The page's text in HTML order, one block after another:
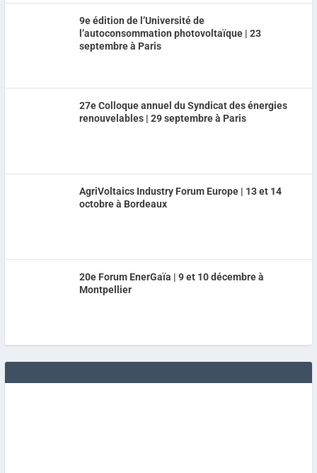
9e édition de l’Université de
l’autoconsommation photovoltaïque | 23
septembre à Paris
27e Colloque annuel du Syndicat des énergies
renouvelables | 29 septembre à Paris
AgriVoltaics Industry Forum Europe | 13 et 14
octobre à Bordeaux
20e Forum EnerGaïa | 9 et 10 décembre à
Montpellier